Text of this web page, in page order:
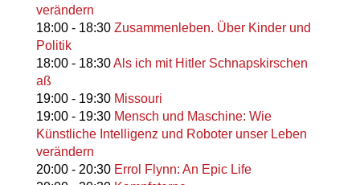
verändern
18:00- 18:30 Zusammenleben. Über Kinder und
Politik
18:00- 18:30Als ich mit Hitler Schnapskirschen
aß
19:00- 19:30 Missouri
19:00- 19:30 Mensch und Maschine: Wie
Künstliche Intelligenz und Roboter unser Leben
verändern
20:00- 20:30 Errol Flynn: An Epic Life